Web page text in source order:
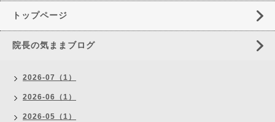
トップページ
院長の気ままブログ
2026-07（1）
2026-06（1）
2026-05（1）